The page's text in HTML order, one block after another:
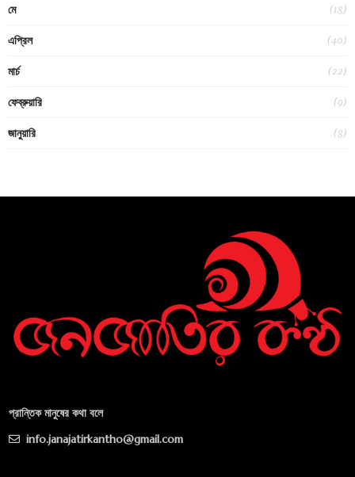
মে (18)
এপ্রিল (40)
মার্চ (22)
ফেব্রুয়ারি (9)
জানুয়ারি (8)
প্রান্তিক মানুষের কথা বলে
info.janajatirkantho@gmail.com